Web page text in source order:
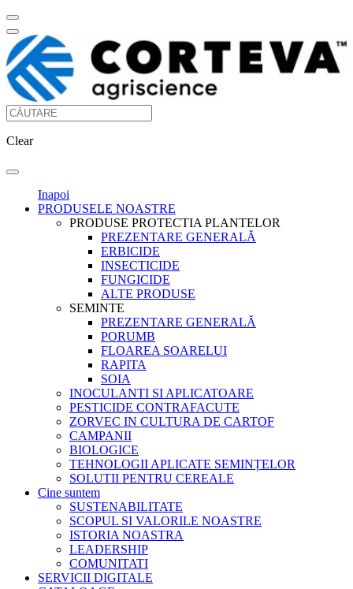
Clear
Inapoi
PRODUSELE NOASTRE
PRODUSE PROTECTIA PLANTELOR
PREZENTARE GENERALĂ
ERBICIDE
INSECTICIDE
FUNGICIDE
ALTE PRODUSE
SEMINTE
PREZENTARE GENERALĂ
PORUMB
FLOAREA SOARELUI
RAPITA
SOIA
INOCULANTI SI APLICATOARE
PESTICIDE CONTRAFACUTE
ZORVEC IN CULTURA DE CARTOF
CAMPANII
BIOLOGICE
TEHNOLOGII APLICATE SEMINȚELOR
SOLUTII PENTRU CEREALE
Cine suntem
SUSTENABILITATE
SCOPUL SI VALORILE NOASTRE
ISTORIA NOASTRA
LEADERSHIP
COMUNITATI
SERVICII DIGITALE